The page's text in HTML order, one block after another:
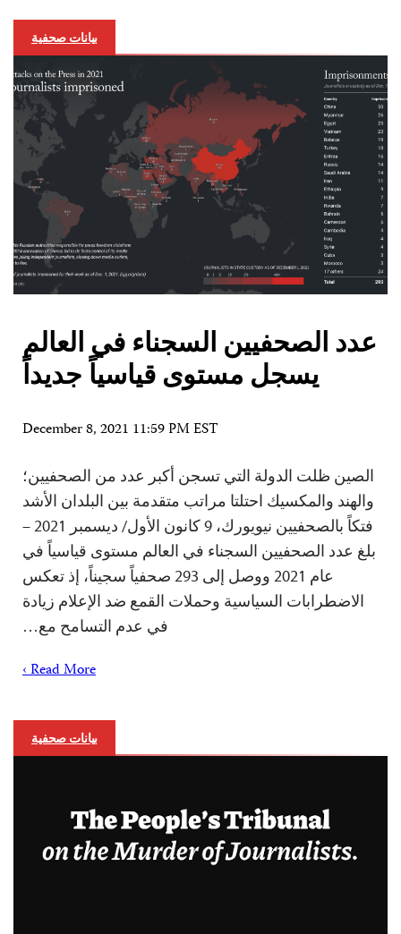
بيانات صحفية
عدد الصحفيين السجناء في العالم
يسجل مستوى قياسياً جديداً
December 8, 2021 11:59 PM EST
الصين ظلت الدولة التي تسجن أكبر عدد من الصحفيين؛
والهند والمكسيك احتلتا مراتب متقدمة بين البلدان الأشد
فتكاً بالصحفيين نيويورك، 9 كانون الأول/ ديسمبر 2021 –
بلغ عدد الصحفيين السجناء في العالم مستوى قياسياً في
عام 2021 ووصل إلى 293 صحفياً سجيناً، إذ تعكس
الاضطرابات السياسية وحملات القمع ضد الإعلام زيادة
في عدم التسامح مع…
Read More ›
بيانات صحفية